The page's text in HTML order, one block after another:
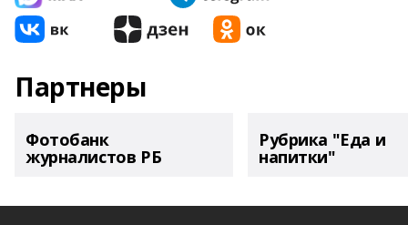
Партнеры
Фотобанк
журналистов РБ
Рубрика "Еда и
напитки"